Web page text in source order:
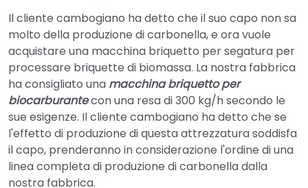
Il cliente cambogiano ha detto che il suo capo non sa
molto della produzione di carbonella, e ora vuole
acquistare una macchina briquetto per segatura per
processare briquette di biomassa. La nostra fabbrica
ha consigliato una macchina briquetto per
biocarburantecon una resa di 300 kg/h secondo le
sue esigenze. Il cliente cambogiano ha detto che se
l'effetto di produzione di questa attrezzatura soddisfa
il capo, prenderanno in considerazione l'ordine di una
linea completa di produzione di carbonella dalla
nostra fabbrica.